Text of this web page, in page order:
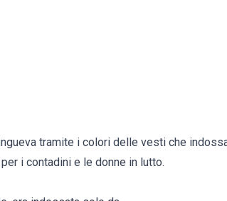
tramite i colori delle vesti che
i contadini e le donne in lutto.